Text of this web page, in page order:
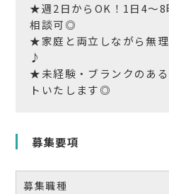
★週2日からOK！1日4～8
相談可◎
★家庭と両立しながら無
♪
★未経験・ブランクのあ
トいたします◎
募集要項
募集職種